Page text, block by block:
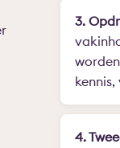
3.
4.